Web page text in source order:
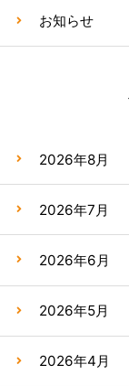
お知らせ
2026年8月
2026年7月
2026年6月
2026年5月
2026年4月